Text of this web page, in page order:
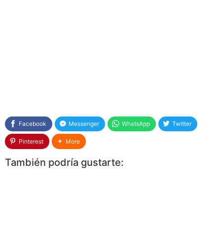
Facebook Messenger WhatsApp Twitter
Pinterest More
También podría gustarte: